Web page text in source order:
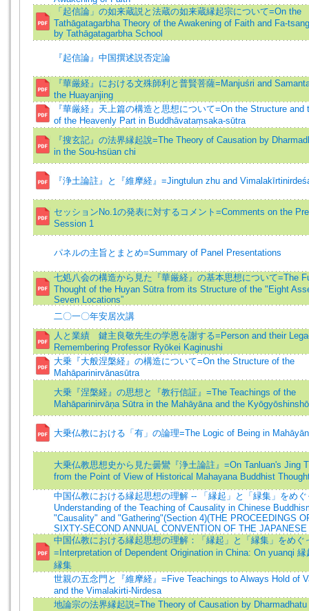
「起信論」の如来蔵説と法蔵の如来蔵縁起宗について=On the
Tathāgatagarbha Theory of the Awakening of Faith and Fa-
by Tathāgatagarbha School
『起信論』中国撰述説否定論
『華厳経』における文殊師利と普賢菩薩=Manjuśri and
the Huayanjing
『華厳経』天上篇の構造と思想について=On the Structure and
of the Heavenly Part in Buddhāvataṃsaka-sūtra
『搜玄記』の法界縁起說=The Theory of Causation by
in the Sou-hsüan chi
『浄土論註』と『維摩経』=Jingtulun zhu and
セッションNo.1の発表に対するコメント=Comments on the
Session 1
パネルの主旨とまとめ=Summary of Panel Presentations
七処八会の構造から見た『華厳経』の基本思想について=The
Thought of the Huyan Sūtra from its Structure of the "Eight
Seven Locations”
二〇一〇年安居次講
人と業績 鍵主良敬先生の学恩を謝する=Person and their
Remembering Professor Ryōkei Kaginushi
大乗『大般涅槃経』の構造について=On the Structure of the
Mahāparinirvānasūtra
大乗『涅槃経』の思想と『教行信証』=The Teachings of the
Mahāparinirvāņa Sūtra in the Mahāyāna and the Kyōgyōshinshō
大乗仏教における「有」の論理=The Logic of Being in
大乗仏教思想史から見た曇鸞『浄土論註』=On Tanluan's Jing
from the Point of View of Historical Mahayana Buddhist
中国仏教における縁起思想の理解 -- 「縁起」と「緑集」をめ
Understanding of the Teaching of Causality in Chinese
"Causality" and "Gathering"(Section 4)(THE PROCEEDINGS
SIXTY-SECOND ANNUAL CONVENTION OF THE
中国仏教における縁起思想の理解：「縁起」と「縁集」をめぐ
=Interpretation of Dependent Origination in China: On yuanqi 縁
縁集
世親の五念門と『維摩経』=Five Teachings to Always Hold of
and the Vimalakirti-Nirdesa
地論宗の法界縁起説=The Theory of Causation by